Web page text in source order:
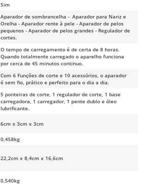
Sim
Aparador de sombrancelha - Aparador para Nariz e
Orelha - Aparador rente à pele - Aparador de pelos
pequenos - Aparador de pelos grandes - Regulador de
cortes.
O tempo de carregamento é de certa de 8 horas.
Quando totalmente carregado o aparelho funciona
por cerca de 45 minutos continuo.
Com 6 Funções de corte e 10 acessórios, o aparador
é sem fio, prático e perfeito para o dia a dia.
5 ponteiras de corte, 1 regulador de corte, 1 base
carregadora, 1 carregador, 1 pente dublo e óleo
lubrificante.
6cm x 3cm x 3cm
0,458kg
22,2cm x 8,4cm x 16,6cm
0,540kg